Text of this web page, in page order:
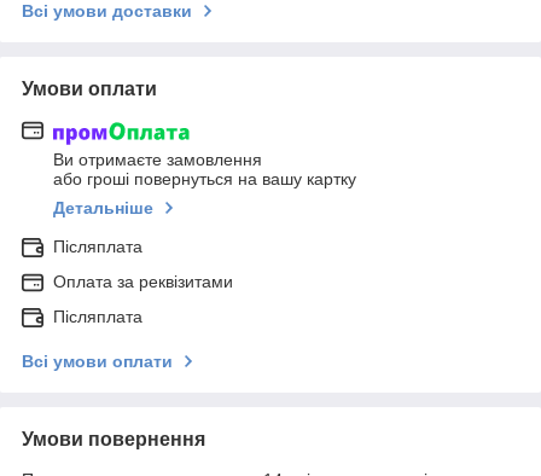
Всі умови доставки
Умови оплати
Ви отримаєте замовлення
або гроші повернуться на вашу картку
Детальніше
Післяплата
Оплата за реквізитами
Післяплата
Всі умови оплати
Умови повернення